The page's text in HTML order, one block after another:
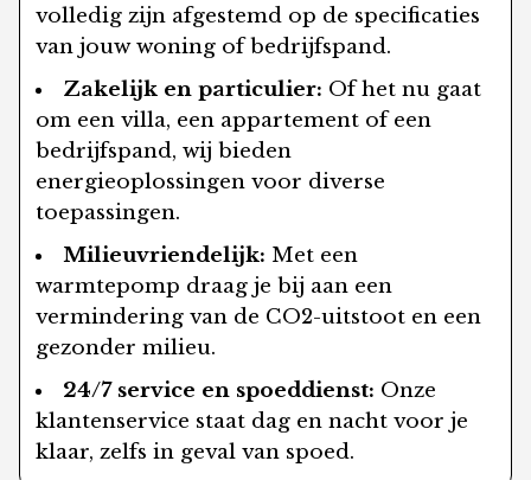
volledig zijn afgestemd op de specificaties
van jouw woning of bedrijfspand.
Zakelijk en particulier: Of het nu gaat
om een villa, een appartement of een
bedrijfspand, wij bieden
energieoplossingen voor diverse
toepassingen.
Milieuvriendelijk: Met een
warmtepomp draag je bij aan een
vermindering van de CO2-uitstoot en een
gezonder milieu.
24/7 service en spoeddienst: Onze
klantenservice staat dag en nacht voor je
klaar, zelfs in geval van spoed.